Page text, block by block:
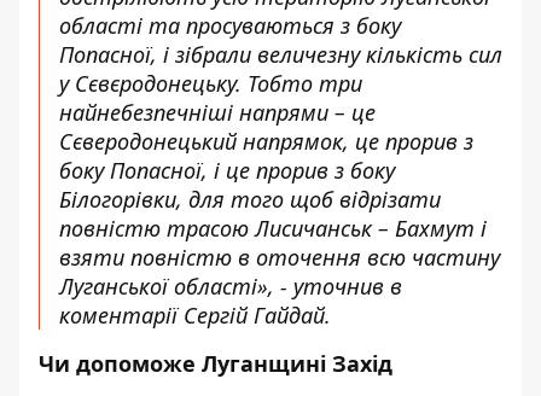
області та просуваються з боку
Попасної, і зібрали величезну кількість сил
у Сєвєродонецьку. Тобто три
найнебезпечніші напрями – це
Сєверодонецький напрямок, це прорив з
боку Попасної, і це прорив з боку
Білогорівки, для того щоб відрізати
повністю трасою Лисичанськ – Бахмут і
взяти повністю в оточення всю частину
Луганської області», - уточнив в
коментарії Сергій Гайдай.
Чи допоможе Луганщині Захід